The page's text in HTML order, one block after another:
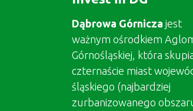
Dąbrowa Górnicza jest
ważnym ośrodkiem
Górnośląskiej, która
czternaście miast
śląskiego (najbardziej
zurbanizowanego